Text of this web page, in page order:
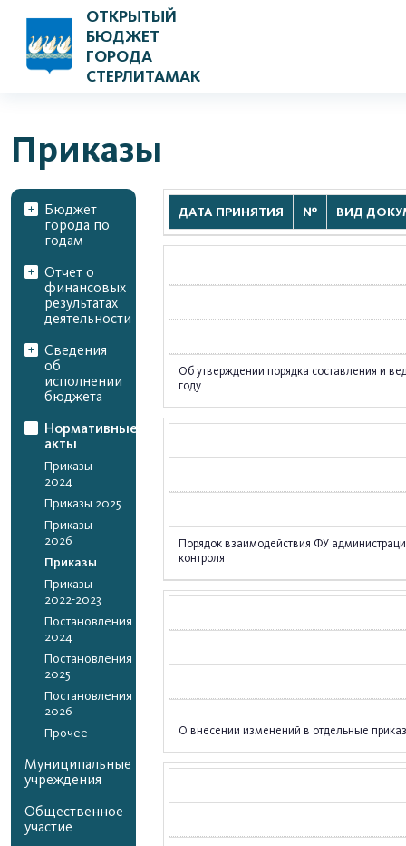
ОТКРЫТЫЙ
БЮДЖЕТ
ГОРОДА
СТЕРЛИТАМАК
Приказы
Бюджет
города по
годам
Отчет о
финансовых
результатах
деятельности
Сведения
об
исполнении
бюджета
Нормативные
акты
Приказы
2024
Приказы 2025
Приказы
2026
Приказы
Приказы
2022-2023
Постановления
2024
Постановления
2025
Постановления
2026
Прочее
Муниципальные
учреждения
Общественное
участие
ДАТА ПРИНЯТИЯ № ВИД
Об утверждении порядка составления и
году
Порядок взаимодействия ФУ
контроля
О внесении изменений в отдельные